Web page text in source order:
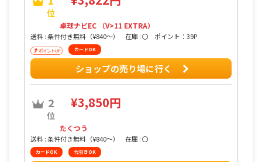
位
卓球ナビEC （V>11 EXTRA）
送料 : 条件付き無料（¥840〜） 在庫 : 〇 ポイント：39P
カードOK
ショップの売り場に行く
2
位
¥3,850円
たくつう
送料 : 条件付き無料（¥840〜） 在庫 : 〇
カードOK 代引きOK